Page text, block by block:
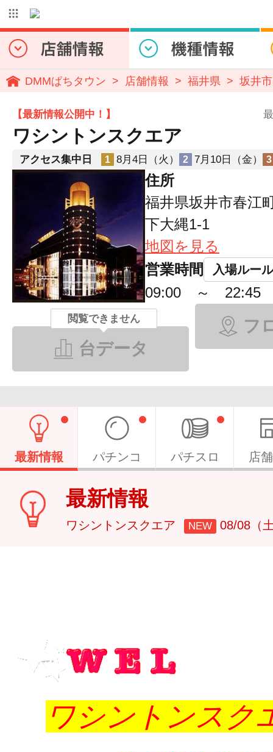
DMMぱちタウン 店舗情報 福井県 坂井市
【最新情報公開中！】
ワシントンスクエア
アクセス集中日 1 8月4日（火） 2 7月10日（金） 3
住所
福井県坂井市春江
下大縄1-1
地図を見る
営業時間
入場ルール
09:00 ～ 22:45
閲覧できません
台データ
フ
最新情報 パチンコ パチスロ 店
最新情報
ワシントンスクエア NEW 08/08（
ワシントンスク